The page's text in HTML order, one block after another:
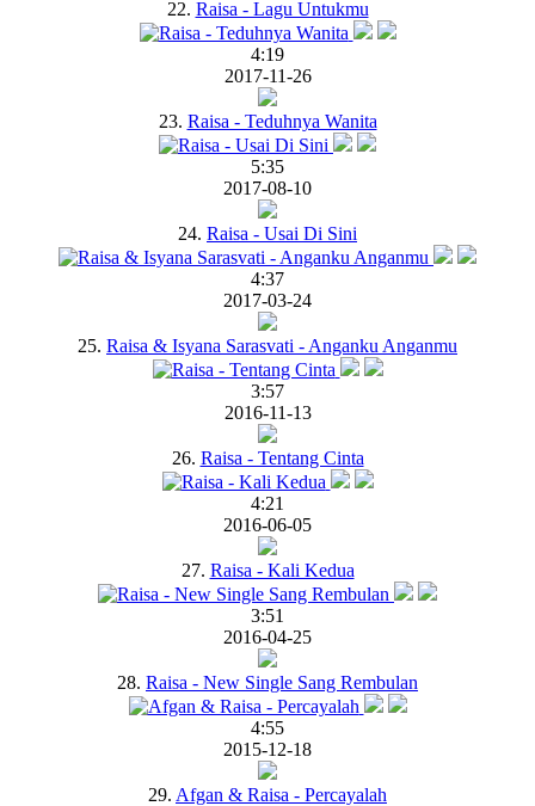
22. Raisa - Lagu Untukmu
4:19
2017-11-26
23. Raisa - Teduhnya Wanita
5:35
2017-08-10
24. Raisa - Usai Di Sini
4:37
2017-03-24
25. Raisa & Isyana Sarasvati - Anganku Anganmu
3:57
2016-11-13
26. Raisa - Tentang Cinta
4:21
2016-06-05
27. Raisa - Kali Kedua
3:51
2016-04-25
28. Raisa - New Single Sang Rembulan
4:55
2015-12-18
29. Afgan & Raisa - Percayalah